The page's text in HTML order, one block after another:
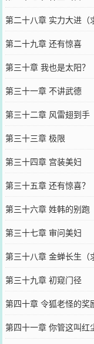
第二十八章 实力大进（
第二十九章 还有惊喜
第三十章 我也是太阳？
第三十一章 不讲武德
第三十二章 风雷翅到手
第三十三章 极限
第三十四章 宫装美妇
第三十五章 还有惊喜？
第三十六章 姓韩的别跑
第三十七章 审问美妇
第三十八章 金蝉长生（
第三十九章 初窥门径
第四十章 令狐老怪的奖
第四十一章 你管这叫红